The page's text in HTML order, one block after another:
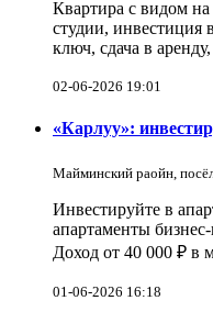
Квартира с видом
студии, инвестиция
ключ, сдача в
02-06-2026 19:01
«Карлуу»:
Майминский раойн,
Инвестируйте в
апартаменты
Доход от 40 000 ₽ в
01-06-2026 16:18